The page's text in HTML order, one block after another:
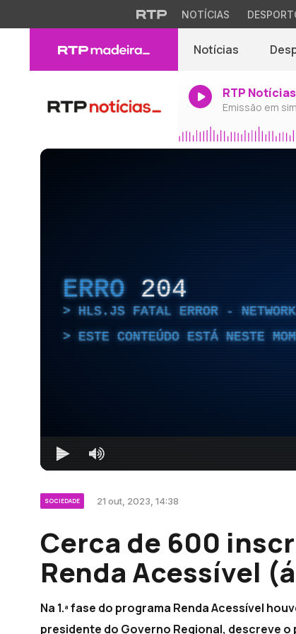
NOTÍCIAS
Notícias
RTP
Emissão em
ERRO 204
HLS.JS FATAL ERROR -
ESTE CONTEÚDO ESTÁ NESTE
SOCIEDADE 21 out, 2023, 14:38
Cerca de 600
Renda Acessível
Na 1.ª fase do programa Renda Acessível
presidente do Governo Regional, descreve